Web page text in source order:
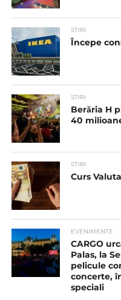
STIRI
Începe
STIRI
Berăria H
40
STIRI
Curs
EVENIMENTE
CARGO
Palas, la
pelicule
concerte,
speciali